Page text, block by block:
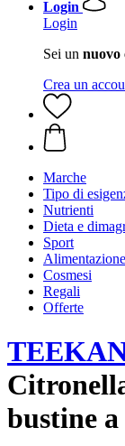
Login
Login
Sei un nuovo
Crea un
Marche
Tipo di
Nutrienti
Dieta e
Sport
Alimentazione
Cosmesi
Regali
Offerte
bustine